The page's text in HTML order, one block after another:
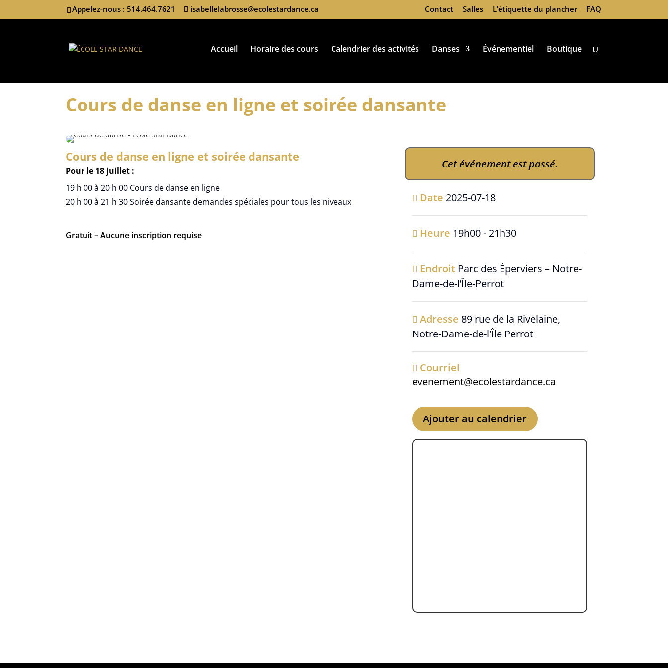
Appelez-nous : 514.464.7621 isabellelabrosse@ecolestardance.ca Contact Salles L’étiquette du plancher FAQ
Accueil Horaire des cours Calendrier des activités Danses Événementiel Boutique
Cours de danse en ligne et soirée dansante
Cours de danse en ligne et soirée dansante
Pour le 18 juillet :
19 h 00 à 20 h 00 Cours de danse en ligne
20 h 00 à 21 h 30 Soirée dansante demandes spéciales pour tous les niveaux
Gratuit – Aucune inscription requise
Cet événement est passé.
Date 2025-07-18
Heure 19h00 - 21h30
Endroit Parc des Éperviers – Notre-
Dame-de-l’Île-Perrot
Adresse 89 rue de la Rivelaine,
Notre-Dame-de-l'Île Perrot
Courriel
evenement@ecolestardance.ca
Ajouter au calendrier